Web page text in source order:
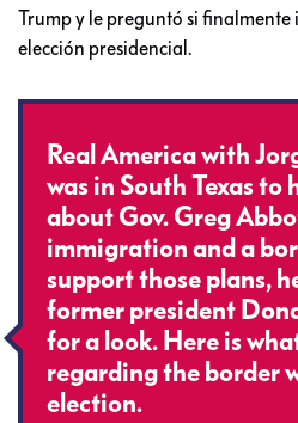
Trump y le preguntó si
elección presidencial.
Real America with
was in South Texas to
about Gov. Greg
immigration and a
support those plans,
former president
for a look. Here is
regarding the border
election.